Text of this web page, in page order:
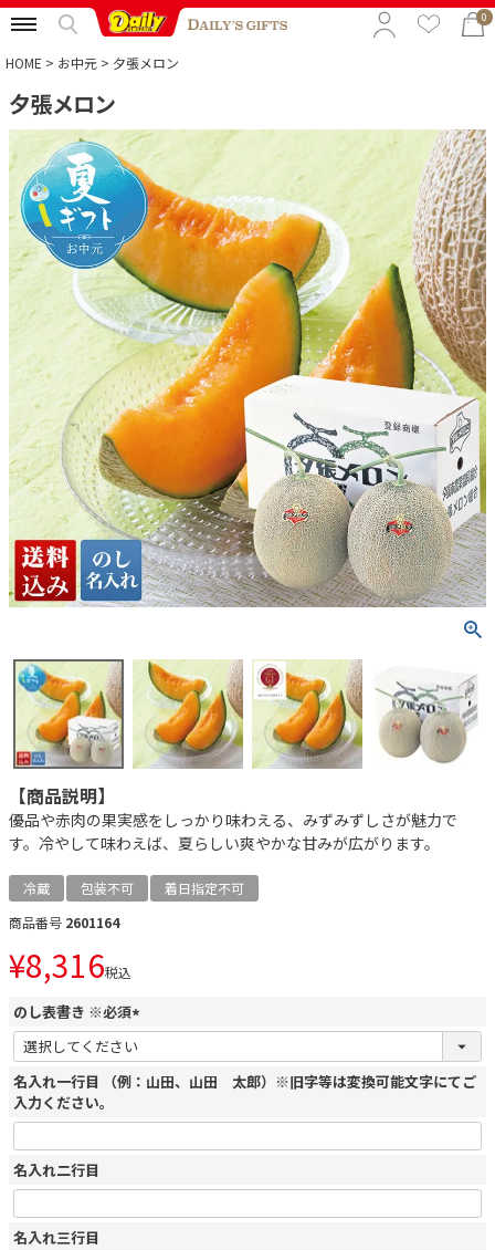
0
特集から選ぶ
予算から選ぶ
カテゴリから選ぶ
贈る相手から選ぶ
HOME お中元 夕張メロン
夕張メロン
【商品説明】
優品や赤肉の果実感をしっかり味わえる、みずみずしさが魅力で
す。冷やして味わえば、夏らしい爽やかな甘みが広がります。
冷蔵 包装不可
着日指定不可
商品番号 2601164
¥8,316税込
のし表書き ※必須
(
必
須
名入れ一行目 （例：山田、山田 太郎）※旧字等は変換可能文字にてご
入力ください。
名入れ二行目
名入れ三行目